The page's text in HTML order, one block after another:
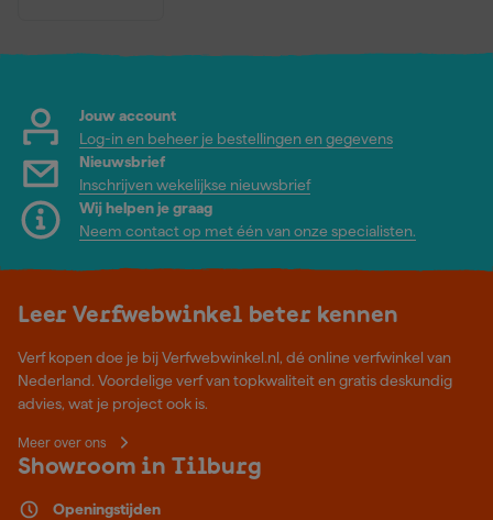
Jouw account
Log-in en beheer je bestellingen en gegevens
Nieuwsbrief
Inschrijven wekelijkse nieuwsbrief
Wij helpen je graag
Neem contact op met één van onze specialisten.
Leer Verfwebwinkel beter kennen
Verf kopen doe je bij Verfwebwinkel.nl, dé online verfwinkel van
Nederland. Voordelige verf van topkwaliteit en gratis deskundig
advies, wat je project ook is.
Meer over ons
Showroom in Tilburg
Openingstijden